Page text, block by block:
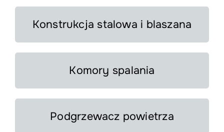
Konstrukcja stalowa i blaszana
Komory spalania
Podgrzewacz powietrza